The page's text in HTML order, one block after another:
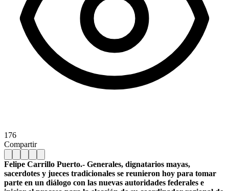
176
Compartir
Felipe Carrillo Puerto.- Generales, dignatarios mayas,
sacerdotes y jueces tradicionales se reunieron hoy para tomar
parte en un diálogo con las nuevas autoridades federales e